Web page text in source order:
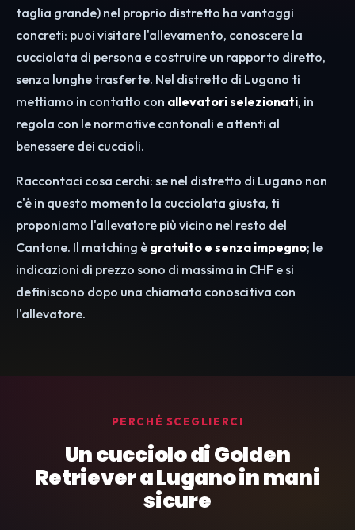
taglia grande) nel proprio distretto ha vantaggi
concreti: puoi visitare l'allevamento, conoscere la
cucciolata di persona e costruire un rapporto diretto,
senza lunghe trasferte. Nel distretto di Lugano ti
mettiamo in contatto con allevatori selezionati, in
regola con le normative cantonali e attenti al
benessere dei cuccioli.
Raccontaci cosa cerchi: se nel distretto di Lugano non
c'è in questo momento la cucciolata giusta, ti
proponiamo l'allevatore più vicino nel resto del
Cantone. Il matching è gratuito e senza impegno; le
indicazioni di prezzo sono di massima in CHF e si
definiscono dopo una chiamata conoscitiva con
l'allevatore.
PERCHÉ SCEGLIERCI
Un cucciolo di Golden
Retriever a Lugano in mani
sicure